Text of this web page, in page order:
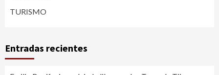
TURISMO
Entradas recientes